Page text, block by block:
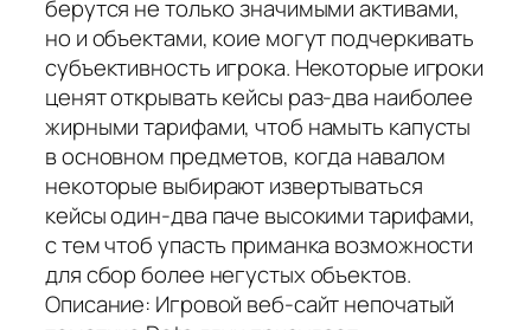
берутся не только значимыми активами,
но и объектами, коие могут подчеркивать
субъективность игрока. Некоторые игроки
ценят открывать кейсы раз-два наиболее
жирными тарифами, чтоб намыть капусты
в основном предметов, когда навалом
некоторые выбирают извертываться
кейсы один-два паче высокими тарифами,
с тем чтоб упасть приманка возможности
для сбор более негустых объектов.
Описание: Игровой веб-сайт непочатый